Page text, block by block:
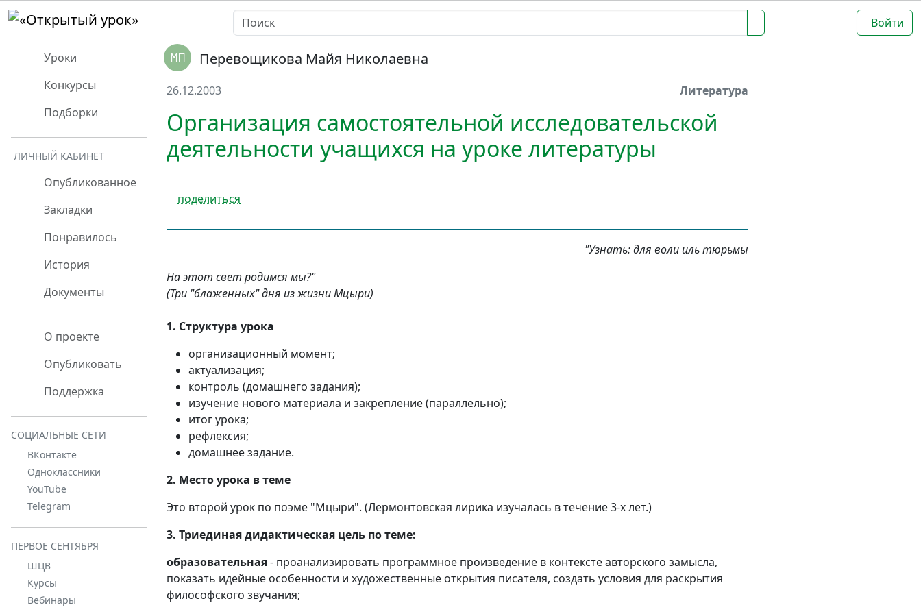
Войти
Уроки
Конкурсы
Подборки
ЛИЧНЫЙ КАБИНЕТ
Опубликованное
Закладки
Понравилось
История
Документы
О проекте
Опубликовать
Поддержка
СОЦИАЛЬНЫЕ СЕТИ
ВКонтакте
Одноклассники
YouTube
Telegram
ПЕРВОЕ СЕНТЯБРЯ
ШЦВ
Курсы
Вебинары
Перевощикова Майя Николаевна
26.12.2003 Литература
Организация самостоятельной исследовательской
деятельности учащихся на уроке литературы
поделиться
"Узнать: для воли иль тюрьмы
На этот свет родимся мы?"
(Три "блаженных" дня из жизни Мцыри)
1. Структура урока
организационный момент;
актуализация;
контроль (домашнего задания);
изучение нового материала и закрепление (параллельно);
итог урока;
рефлексия;
домашнее задание.
2. Место урока в теме
Это второй урок по поэме "Мцыри". (Лермонтовская лирика изучалась в течение 3-х лет.)
3. Триединая дидактическая цель по теме:
образовательная- проанализировать программное произведение в контексте авторского замысла,
показать идейные особенности и художественные открытия писателя, создать условия для раскрытия
философского звучания;